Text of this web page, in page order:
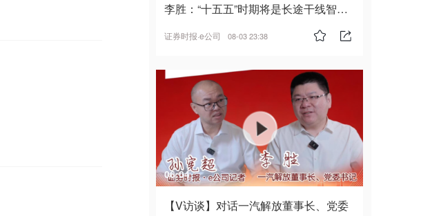
李胜：“十五五”时期将是长途干线智能
证券时报·e公司 08-03 23:38
06:04
【V访谈】对话一汽解放董事长、党委